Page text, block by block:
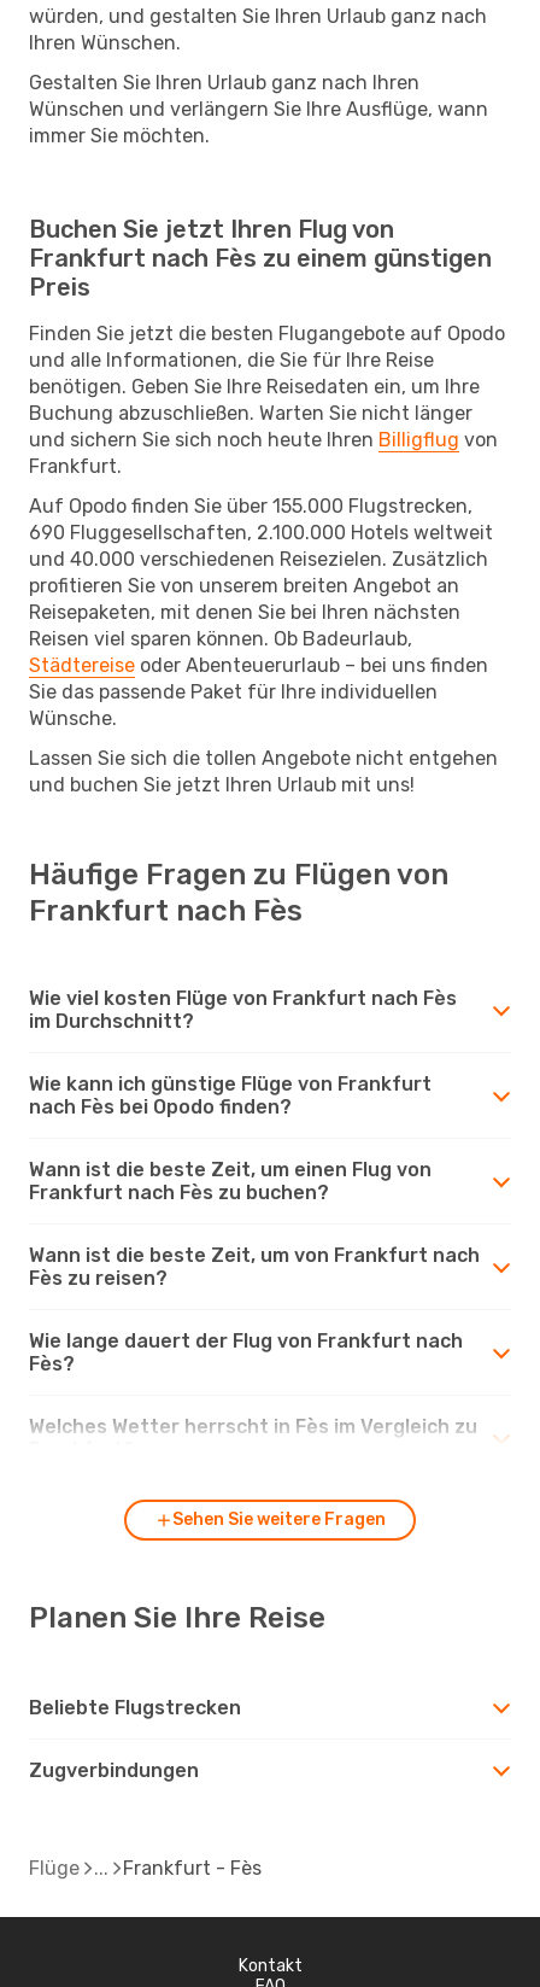
würden, und gestalten Sie Ihren Urlaub ganz nach
Ihren Wünschen.
Gestalten Sie Ihren Urlaub ganz nach Ihren
Wünschen und verlängern Sie Ihre Ausflüge, wann
immer Sie möchten.
Buchen Sie jetzt Ihren Flug von
Frankfurt nach Fès zu einem günstigen
Preis
Finden Sie jetzt die besten Flugangebote auf Opodo
und alle Informationen, die Sie für Ihre Reise
benötigen. Geben Sie Ihre Reisedaten ein, um Ihre
Buchung abzuschließen. Warten Sie nicht länger
und sichern Sie sich noch heute Ihren Billigflug von
Frankfurt.
Auf Opodo finden Sie über 155.000 Flugstrecken,
690 Fluggesellschaften, 2.100.000 Hotels weltweit
und 40.000 verschiedenen Reisezielen. Zusätzlich
profitieren Sie von unserem breiten Angebot an
Reisepaketen, mit denen Sie bei Ihren nächsten
Reisen viel sparen können. Ob Badeurlaub,
Städtereise oder Abenteuerurlaub – bei uns finden
Sie das passende Paket für Ihre individuellen
Wünsche.
Lassen Sie sich die tollen Angebote nicht entgehen
und buchen Sie jetzt Ihren Urlaub mit uns!
Häufige Fragen zu Flügen von
Frankfurt nach Fès
Wie viel kosten Flüge von Frankfurt nach Fès
im Durchschnitt?
Wie kann ich günstige Flüge von Frankfurt
nach Fès bei Opodo finden?
Wann ist die beste Zeit, um einen Flug von
Frankfurt nach Fès zu buchen?
Wann ist die beste Zeit, um von Frankfurt nach
Fès zu reisen?
Wie lange dauert der Flug von Frankfurt nach
Fès?
Welches Wetter herrscht in Fès im Vergleich zu
Sehen Sie weitere Fragen
Planen Sie Ihre Reise
Beliebte Flugstrecken
Zugverbindungen
Flüge Frankfurt - Fès
Kontakt